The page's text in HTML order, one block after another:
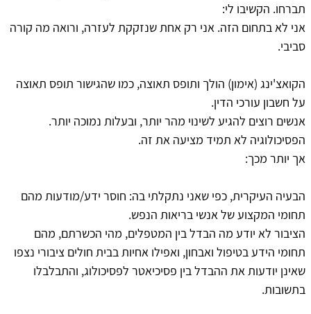
תברחו. הקשיבו לי:
אני לא בתחום הזה. אני רק אחת שנזקקת לעזרה, ורואה מה קורה
סביבי.
הקואצ'ינג (אימון) הולך ותופס תאוצה, כמו שהגישור תופס תאוצה
על חשבון עורכי הדין.
אנשים רוצים להגיע לשינוי מהר יותר, ובעלות נמוכה יותר.
הפסיכולוגיה לא תמיד מציעה את זה.
אך יותר מכך:
הבעיה העיקרית, כפי שאני נתקלתי בה: חוסר ידע/מודעות מהם
תחומי המקצוע של אנשי בריאות הנפש.
הציבור לא יודע מה הבדל בין המטפלים, מהי הכשרתם, מהם
תחומי הידע בטיפול ואבחון, ואפילו אחיות בבית חולים ציבורי נצפו
שאינן יודעות את ההבדל בין פסיכיאטר לפסיכולוג, והתבלבלו
בתשובות.